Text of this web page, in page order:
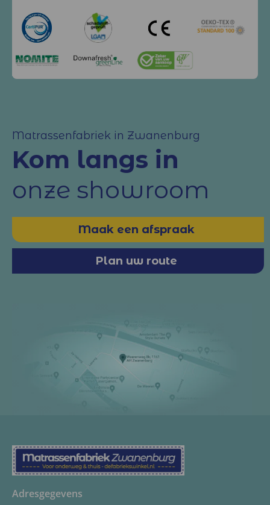
Matrassenfabriek in Zwanenburg
Kom langs in
onze showroom
Maak een afspraak
Plan uw route
Adresgegevens